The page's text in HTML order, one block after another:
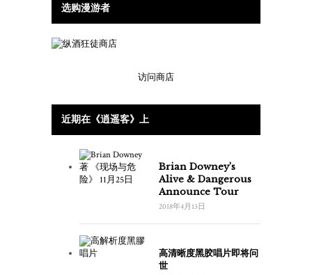
选购漫游者
访问商店
近期在《逍遥客》上
Brian Downey’s
Alive & Dangerous
Announce Tour
2018年4月13日
高清晰度黑胶唱片即将问
世